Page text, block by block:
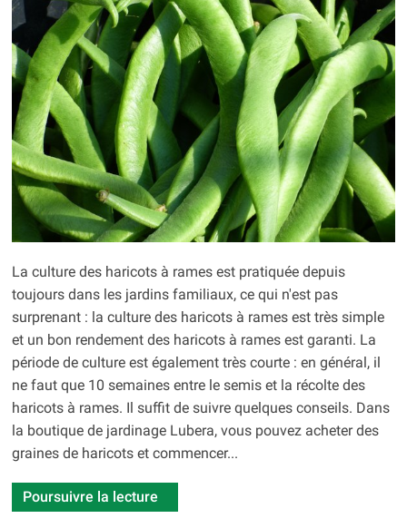
La culture des haricots à rames est pratiquée depuis
toujours dans les jardins familiaux, ce qui n'est pas
surprenant : la culture des haricots à rames est très simple
et un bon rendement des haricots à rames est garanti. La
période de culture est également très courte : en général, il
ne faut que 10 semaines entre le semis et la récolte des
haricots à rames. Il suffit de suivre quelques conseils. Dans
la boutique de jardinage Lubera, vous pouvez acheter des
graines de haricots et commencer...
Poursuivre la lecture